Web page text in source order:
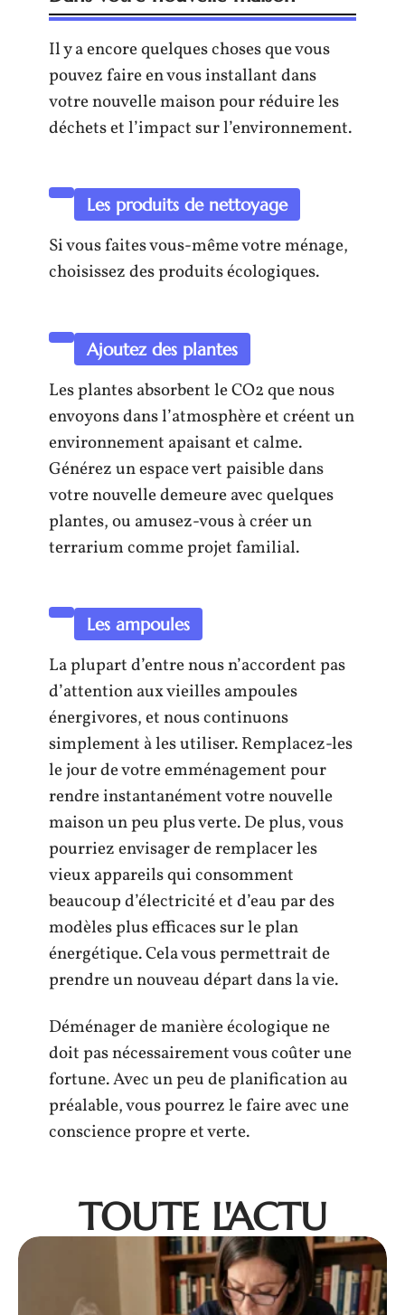
Il y a encore quelques choses que vous
pouvez faire en vous installant dans
votre nouvelle maison pour réduire les
déchets et l’impact sur l’environnement.
Les produits de nettoyage
Si vous faites vous-même votre ménage,
choisissez des produits écologiques.
Ajoutez des plantes
Les plantes absorbent le CO2 que nous
envoyons dans l’atmosphère et créent un
environnement apaisant et calme.
Générez un espace vert paisible dans
votre nouvelle demeure avec quelques
plantes, ou amusez-vous à créer un
terrarium comme projet familial.
Les ampoules
La plupart d’entre nous n’accordent pas
d’attention aux vieilles ampoules
énergivores, et nous continuons
simplement à les utiliser. Remplacez-les
le jour de votre emménagement pour
rendre instantanément votre nouvelle
maison un peu plus verte. De plus, vous
pourriez envisager de remplacer les
vieux appareils qui consomment
beaucoup d’électricité et d’eau par des
modèles plus efficaces sur le plan
énergétique. Cela vous permettrait de
prendre un nouveau départ dans la vie.
Déménager de manière écologique ne
doit pas nécessairement vous coûter une
fortune. Avec un peu de planification au
préalable, vous pourrez le faire avec une
conscience propre et verte.
TOUTE L'ACTU